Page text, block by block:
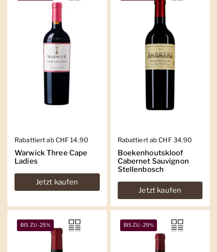
Regulärer Preis
Rabattiert ab CHF 14.90
Warwick Three Cape
Ladies
Jetzt kaufen
Regulärer Preis
Rabattiert ab CHF 34.90
Boekenhoutskloof
Cabernet Sauvignon
Stellenbosch
Jetzt kaufen
BIS ZU -25% BIS ZU -29%